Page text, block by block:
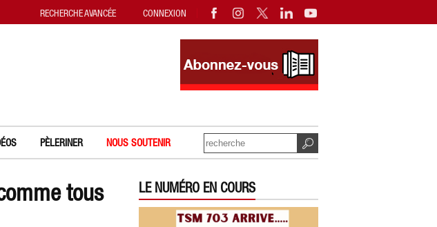
PÈLERINER NOUS SOUTENIR
tous
LE NUMÉRO EN COURS
RECHERCHE AVANCÉE CONNEXION